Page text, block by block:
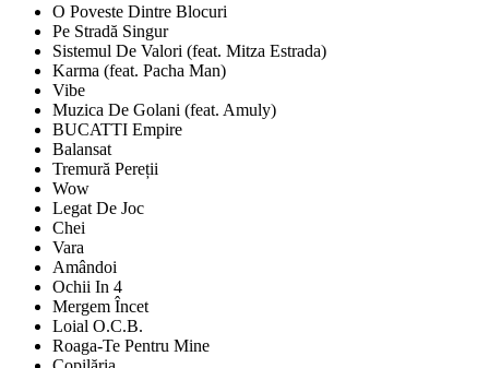
O Poveste Dintre Blocuri
Pe Stradă Singur
Sistemul De Valori (feat. Mitza Estrada)
Karma (feat. Pacha Man)
Vibe
Muzica De Golani (feat. Amuly)
BUCATTI Empire
Balansat
Tremură Pereții
Wow
Legat De Joc
Chei
Vara
Amândoi
Ochii In 4
Mergem Încet
Loial O.C.B.
Roaga-Te Pentru Mine